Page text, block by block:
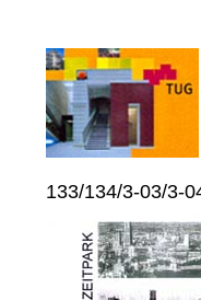
133/134/3-03/3-